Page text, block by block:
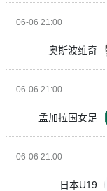
06-06 21:00
奥斯波维奇
06-06 21:00
孟加拉国女足
06-06 21:00
日本U19